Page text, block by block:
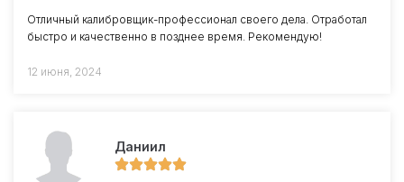
Отличный калибровщик-профессионал своего дела. Отработал
быстро и качественно в позднее время. Рекомендую!
12 июня, 2024
Даниил